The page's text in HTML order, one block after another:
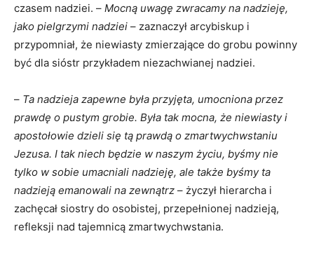
czasem nadziei. – Mocną uwagę zwracamy na nadzieję,
jako pielgrzymi nadziei – zaznaczył arcybiskup i
przypomniał, że niewiasty zmierzające do grobu powinny
być dla sióstr przykładem niezachwianej nadziei.
– Ta nadzieja zapewne była przyjęta, umocniona przez
prawdę o pustym grobie. Była tak mocna, że niewiasty i
apostołowie dzieli się tą prawdą o zmartwychwstaniu
Jezusa. I tak niech będzie w naszym życiu, byśmy nie
tylko w sobie umacniali nadzieję, ale także byśmy ta
nadzieją emanowali na zewnątrz – życzył hierarcha i
zachęcał siostry do osobistej, przepełnionej nadzieją,
refleksji nad tajemnicą zmartwychwstania.